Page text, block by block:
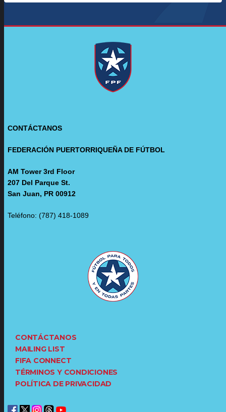
CONTÁCTANOS
FEDERACIÓN PUERTORRIQUEÑA DE FÚTBOL
AM Tower 3rd Floor
207 Del Parque St.
San Juan, PR 00912
Teléfono: (787) 418-1089
CONTÁCTANOS
MAILING LIST
FIFA CONNECT
TÉRMINOS Y CONDICIONES
POLÍTICA DE PRIVACIDAD